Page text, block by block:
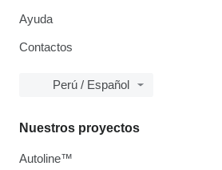
Ayuda
Contactos
Perú / Español
Nuestros proyectos
Autoline™